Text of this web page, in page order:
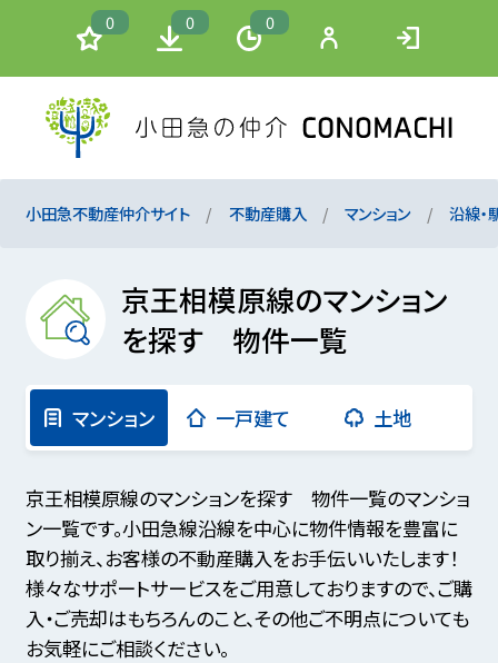
0 0 0
小田急不動産仲介サイト 不動産購入 マンション 沿線・
京王相模原線のマンション
を探す 物件一覧
マンション 一戸建て 土地
京王相模原線のマンションを探す 物件一覧のマンショ
ン一覧です。小田急線沿線を中心に物件情報を豊富に
取り揃え、お客様の不動産購入をお手伝いいたします！
様々なサポートサービスをご用意しておりますので、ご購
入・ご売却はもちろんのこと、その他ご不明点についても
お気軽にご相談ください。